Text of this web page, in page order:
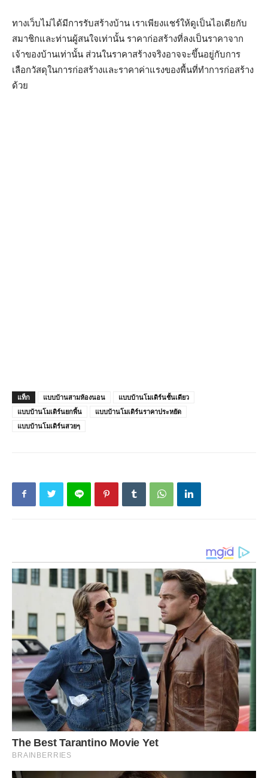
ทางเว็บไม่ได้มีการรับสร้างบ้าน เราเพียงแชร์ให้ดูเป็นไอเดียกับ
สมาชิกและท่านผู้สนใจเท่านั้น ราคาก่อสร้างที่ลงเป็นราคาจาก
เจ้าของบ้านเท่านั้น ส่วนในราคาสร้างจริงอาจจะขึ้นอยู่กับการ
เลือกวัสดุในการก่อสร้างและราคาค่าแรงของพื้นที่ทำการก่อสร้าง
ด้วย
แท็ก แบบบ้านสามห้องนอน
แบบบ้านโมเดิร์นชั้นเดียว
แบบบ้านโมเดิร์นยกพื้น
แบบบ้านโมเดิร์นราคาประหยัด
แบบบ้านโมเดิร์นสวยๆ